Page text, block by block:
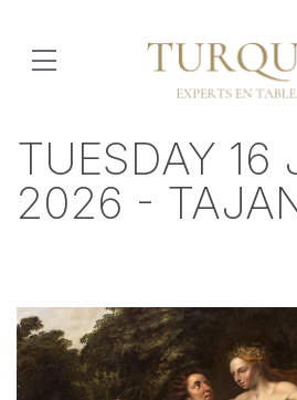
TUESDAY 16
2026 -